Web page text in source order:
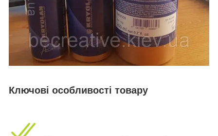
Ключові особливості товару